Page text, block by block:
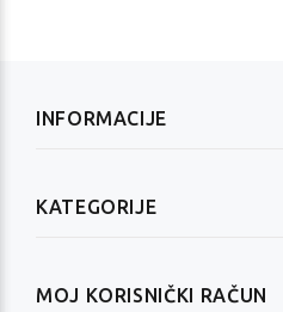
INFORMACIJE
KATEGORIJE
MOJ KORISNIČKI RAČUN